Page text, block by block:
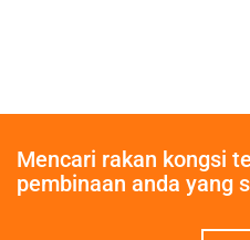
Mencari rakan kongsi
pembinaan anda yang